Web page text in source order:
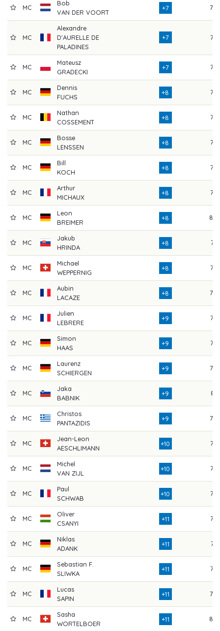
MC
Bob
VAN DER VOORT
+7 78
MC
Alexandre
D'AURELLE DE
PALADINES
+7 77
MC
Mateusz
GRADECKI
+7 76
MC
Dennis
FUCHS
+8 72
MC
Nathan
COSSEMENT
+8 73
MC
Bosse
LENSSEN
+8 77
MC
Bill
KOCH
+8 72
MC
Arthur
MICHAUX
+8 76
MC
Leon
BREIMER
+8 80
MC
Jakub
HRINDA
+8 74
MC
Michael
WEPPERNIG
+8 77
MC
Aubin
LACAZE
+8 79
MC
Julien
LEBRERE
+9 77
MC
Simon
HAAS
+9 73
MC
Laurenz
SCHIERGEN
+9 78
MC
Jaka
BABNIK
+9 81
MC
Christos
PANTAZIDIS
+9 79
MC
Jean-Leon
AESCHLIMANN
+10 77
MC
Michel
VAN ZIJL
+10 76
MC
Paul
SCHWAB
+10 77
MC
Oliver
CSANYI
+11 77
MC
Niklas
ADANK
+11 74
MC
Sebastian F.
SLIWKA
+11 77
MC
Lucas
SAPIN
+11 79
MC
Sasha
WORTELBOER
+11 80